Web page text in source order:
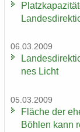
06.03.2009
nes Licht
05.03.2009
Flä­che der
Böh­len kann